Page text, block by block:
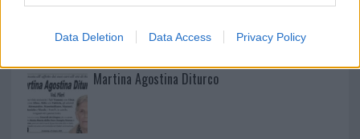
Data Deletion Data Access Privacy Policy
Paolo Pinna
Martina Agostina Diturco